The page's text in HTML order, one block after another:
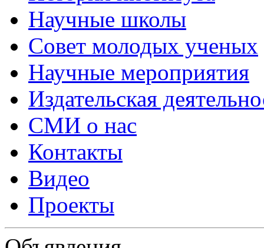
Научные школы
Совет молодых ученых
Научные мероприятия
Издательская
СМИ о нас
Контакты
Видео
Проекты